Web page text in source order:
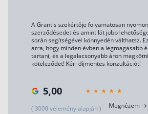
A Grantis szekértője folyamatosan
szerződésedet és amint lát jobb
során segítségével könnyedén válthatsz.
arra, hogy minden évben a legmagasabb
tartani, és a legalacsonyabb áron
köteleződet! Kérj díjmentes konzultációt!
5,00
( 3000 vélemény alapján ) Megnézem